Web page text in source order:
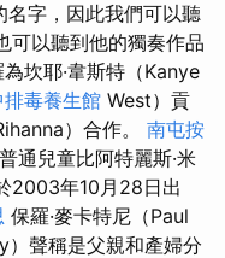
字，因此我們可以聽
可以聽到他的獨奏作品
坎耶·韋斯特（Kanye
排毒養生館 West）貢
）合作。 南屯按
通兒童比阿特麗斯·米
2003年10月28日出
保羅·麥卡特尼（Paul
聲稱是父親和產婦分